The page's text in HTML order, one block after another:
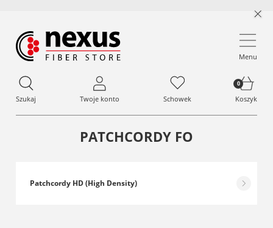
Menu
Szukaj Twoje konto Schowek Koszyk
PATCHCORDY FO
Patchcordy HD (High Density)